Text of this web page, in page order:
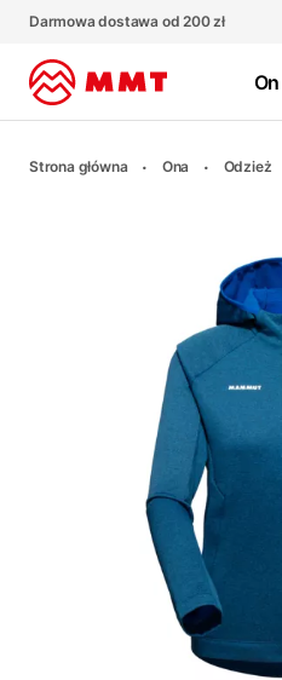
Darmowa dostawa od 200 zł
On
Strona główna Ona Odzież